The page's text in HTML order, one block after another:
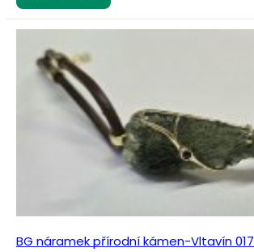
BG náramek přírodní kámen-Vltavín 017